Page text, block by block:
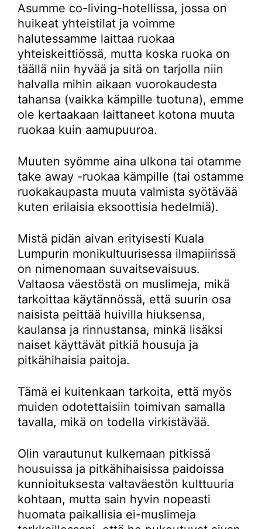
Asumme co-living-hotellissa, jossa on
huikeat yhteistilat ja voimme
halutessamme laittaa ruokaa
yhteiskeittiössä, mutta koska ruoka on
täällä niin hyvää ja sitä on tarjolla niin
halvalla mihin aikaan vuorokaudesta
tahansa (vaikka kämpille tuotuna), emme
ole kertaakaan laittaneet kotona muuta
ruokaa kuin aamupuuroa.
Muuten syömme aina ulkona tai otamme
take away -ruokaa kämpille (tai ostamme
ruokakaupasta muuta valmista syötävää
kuten erilaisia eksoottisia hedelmiä).
Mistä pidän aivan erityisesti Kuala
Lumpurin monikultuurisessa ilmapiirissä
on nimenomaan suvaitsevaisuus.
Valtaosa väestöstä on muslimeja, mikä
tarkoittaa käytännössä, että suurin osa
naisista peittää huivilla hiuksensa,
kaulansa ja rinnustansa, minkä lisäksi
naiset käyttävät pitkiä housuja ja
pitkähihaisia paitoja.
Tämä ei kuitenkaan tarkoita, että myös
muiden odotettaisiin toimivan samalla
tavalla, mikä on todella virkistävää.
Olin varautunut kulkemaan pitkissä
housuissa ja pitkähihaisissa paidoissa
kunnioituksesta valtaväestön kulttuuria
kohtaan, mutta sain hyvin nopeasti
huomata paikallisia ei-muslimeja